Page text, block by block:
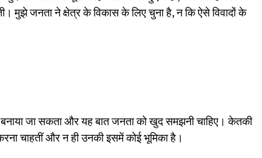
मुझे जनता ने क्षेत्र के विकास के लिए चुना है, न कि ऐसे विवादों के
बनाया जा सकता और यह बात जनता को खुद समझनी चाहिए। केतकी
चाहतीं और न ही उनकी इसमें कोई भूमिका है।